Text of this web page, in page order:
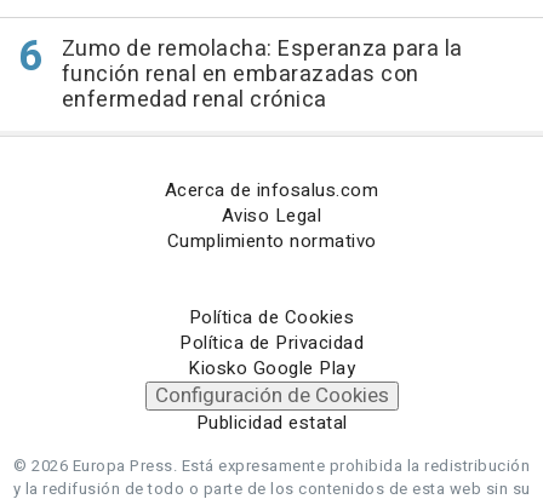
Zumo de remolacha: Esperanza para la
función renal en embarazadas con
enfermedad renal crónica
Acerca de infosalus.com
Aviso Legal
Cumplimiento normativo
Política de Cookies
Política de Privacidad
Kiosko Google Play
Configuración de Cookies
Publicidad estatal
© 2026 Europa Press. Está expresamente prohibida la redistribución
y la redifusión de todo o parte de los contenidos de esta web sin su